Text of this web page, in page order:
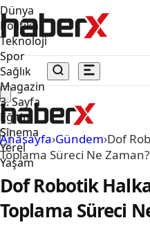
Dünya
Politika
Teknoloji
Spor
Sağlık
Magazin
3. Sayfa
Eğitim
Sinema
Yerel
Yaşam
Anasayfa›Gündem›Dof
Toplama Süreci Ne Zaman?
Dof Robotik
Toplama Süreci